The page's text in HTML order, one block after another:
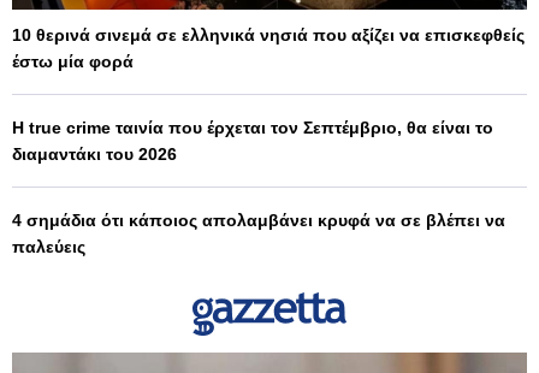
10 θερινά σινεμά σε ελληνικά νησιά που αξίζει να επισκεφθείς
έστω μία φορά
Η true crime ταινία που έρχεται τον Σεπτέμβριο, θα είναι το
διαμαντάκι του 2026
4 σημάδια ότι κάποιος απολαμβάνει κρυφά να σε βλέπει να
παλεύεις